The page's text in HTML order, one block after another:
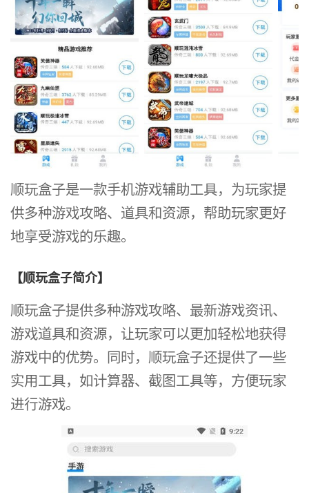
顺玩盒子是一款手机游戏辅助工具，为玩家提
供多种游戏攻略、道具和资源，帮助玩家更好
地享受游戏的乐趣。
【顺玩盒子简介】
顺玩盒子提供多种游戏攻略、最新游戏资讯、
游戏道具和资源，让玩家可以更加轻松地获得
游戏中的优势。同时，顺玩盒子还提供了一些
实用工具，如计算器、截图工具等，方便玩家
进行游戏。